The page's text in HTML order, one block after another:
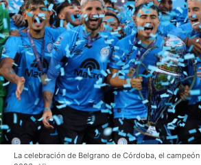
La celebración de Belgrano de Córdoba, el